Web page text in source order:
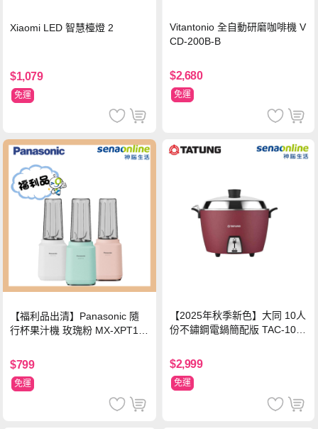
Xiaomi LED 智慧檯燈 2
$1,079
免運
Vitantonio 全自動研磨咖啡機 V
CD-200B-B
$2,680
免運
【福利品出清】Panasonic 隨
行杯果汁機 玫瑰粉 MX-XPT10
$799
免運
【2025年秋季新色】大同 10人
份不鏽鋼電鍋簡配版 TAC-10L-
$2,999
免運